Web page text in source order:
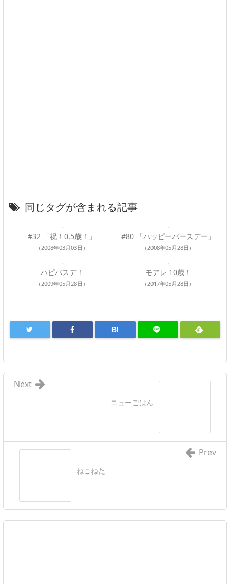
同じタグが含まれる記事
#32 「祝！0.5歳！」
（2008年03月03日）
#80 「ハッピーバースデー」
（2008年05月28日）
ハピバスデ！
（2009年05月28日）
モアレ 10歳！
（2017年05月28日）
B!
ニューごはん
Next
ねこねた
Prev